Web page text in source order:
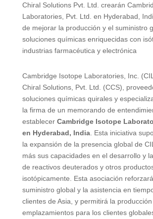
Chiral Solutions Pvt. Ltd. crearán
Laboratories, Pvt. Ltd. en Hyderabad,
de mejorar la producción y el suministro
soluciones químicas enriquecidas con
industrias farmacéutica y electrónica
Cambridge Isotope Laboratories, Inc.
Chiral Solutions, Pvt. Ltd. (CCS),
soluciones químicas quirales y
la firma de un memorando de
establecer Cambridge Isotope
en Hyderabad, India. Esta iniciativa
la expansión de la presencia global de
más sus capacidades en el desarrollo y
de reactivos deuterados y otros
isotópicamente. Esta asociación
suministro global y la asistencia en
clientes de Asia, y permitirá la
emplazamientos para los clientes